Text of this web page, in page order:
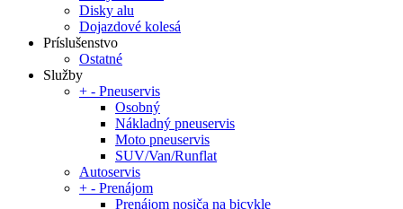
Disky alu
Dojazdové kolesá
Príslušenstvo
Ostatné
Služby
+ - Pneuservis
Osobný
Nákladný pneuservis
Moto pneuservis
SUV/Van/Runflat
Autoservis
+ - Prenájom
Prenájom nosiča na bicykle